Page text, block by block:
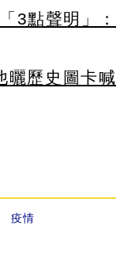
3點聲明」：
曬歷史圖卡喊
疫情